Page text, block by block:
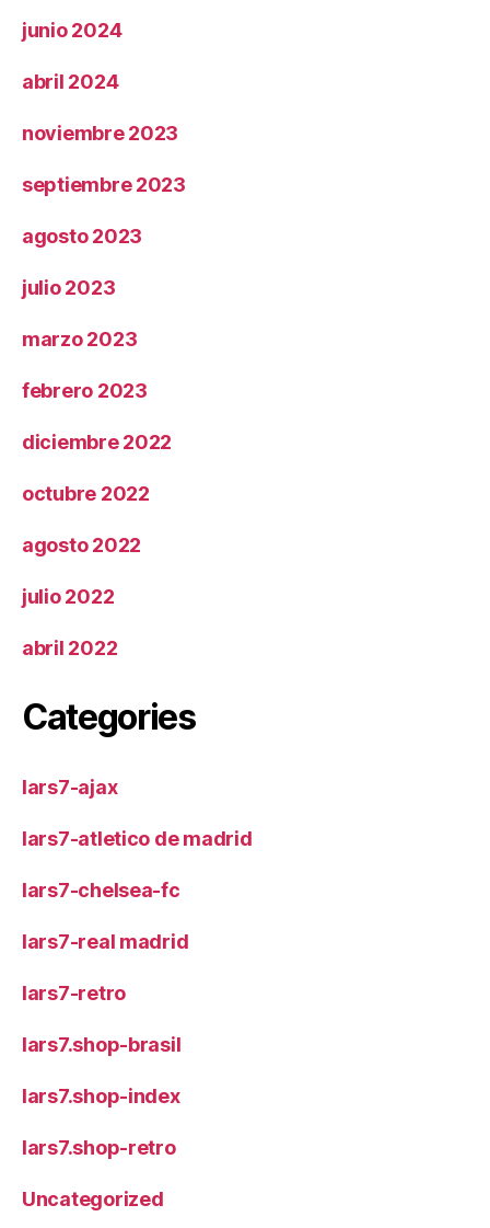
junio 2024
abril 2024
noviembre 2023
septiembre 2023
agosto 2023
julio 2023
marzo 2023
febrero 2023
diciembre 2022
octubre 2022
agosto 2022
julio 2022
abril 2022
Categories
lars7-ajax
lars7-atletico de madrid
lars7-chelsea-fc
lars7-real madrid
lars7-retro
lars7.shop-brasil
lars7.shop-index
lars7.shop-retro
Uncategorized